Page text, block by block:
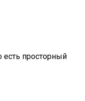
есть просторный